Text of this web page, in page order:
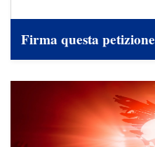
Firma questa petizione